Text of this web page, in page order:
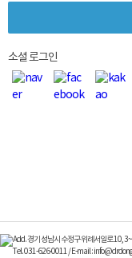
소셜 로그인
Add. 경기 성남시 수정구 위례서일로 10,
Tel. 031-626-0011 / E-mail :